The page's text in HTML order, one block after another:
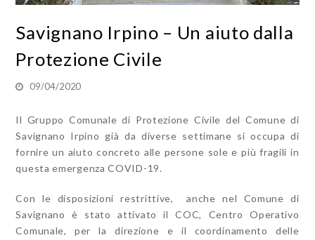
Savignano Irpino – Un aiuto dalla
Protezione Civile
09/04/2020
Il Gruppo Comunale di Protezione Civile del Comune di
Savignano Irpino già da diverse settimane si occupa di
fornire un aiuto concreto alle persone sole e più fragili in
questa emergenza COVID-19.
Con le disposizioni restrittive, anche nel Comune di
Savignano è stato attivato il COC, Centro Operativo
Comunale, per la direzione e il coordinamento delle